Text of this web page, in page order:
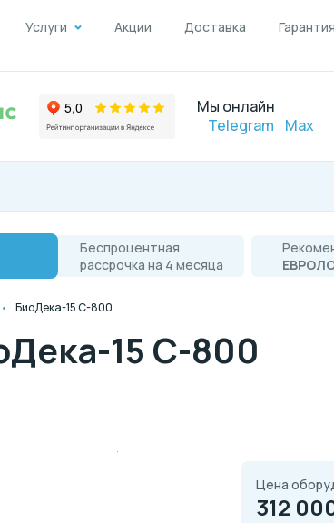
Услуги Акции Доставка Гарантия
Мы онлайн
Telegram
Max
Беспроцентная
рассрочка на 4 месяца
БиоДека-15 C-800
15 C-800
Цена
312